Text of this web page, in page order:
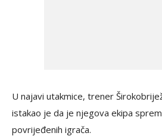
U najavi utakmice, trener
istakao je da je njegova ekipa
povrijeđenih igrača.